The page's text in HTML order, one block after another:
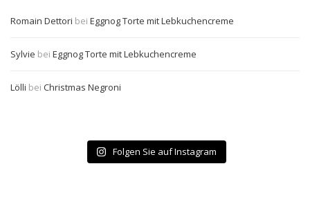
Romain Dettori bei Eggnog Torte mit Lebkuchencreme
Sylvie bei Eggnog Torte mit Lebkuchencreme
Lölli bei Christmas Negroni
Folgen Sie auf Instagram